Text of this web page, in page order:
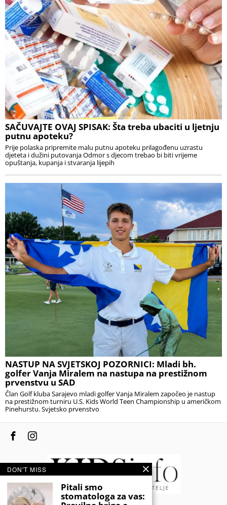
SAČUVAJTE OVAJ SPISAK: Šta treba ubaciti u ljetnju
putnu apoteku?
Prije polaska pripremite malu putnu apoteku prilagođenu uzrastu
djeteta i dužini putovanja Odmor s djecom trebao bi biti vrijeme
opuštanja, kupanja i stvaranja lijepih
NASTUP NA SVJETSKOJ POZORNICI: Mladi bh.
golfer Vanja Miralem na nastupa na prestižnom
prvenstvu u SAD
Član Golf kluba Sarajevo mladi golfer Vanja Miralem započeo je nastup
na prestižnom turniru U.S. Kids World Teen Championship u američkom
Pinehurstu. Svjetsko prvenstvo
DON'T MISS
Pitali smo
stomatologa za vas: